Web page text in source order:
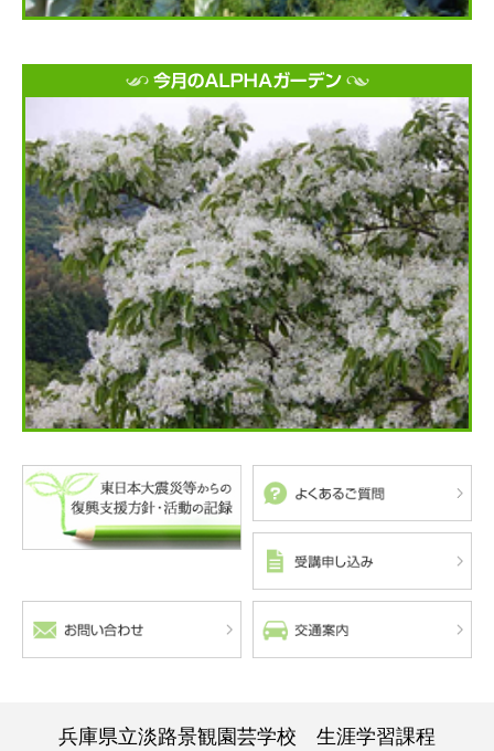
兵庫県立淡路景観園芸学校 生涯学習課程